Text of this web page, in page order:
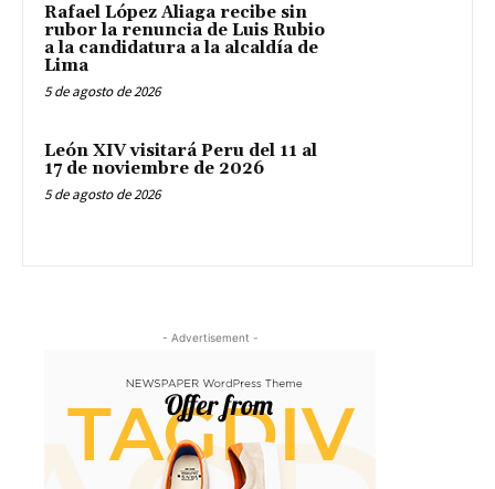
Rafael López Aliaga recibe sin
rubor la renuncia de Luis Rubio
a la candidatura a la alcaldía de
Lima
5 de agosto de 2026
León XIV visitará Peru del 11 al
17 de noviembre de 2026
5 de agosto de 2026
- Advertisement -